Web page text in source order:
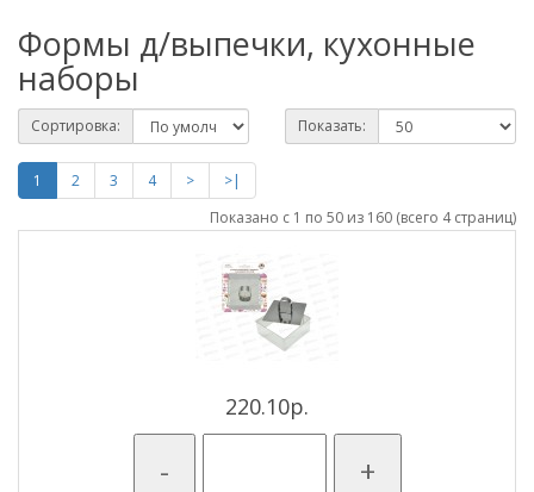
Формы д/выпечки, кухонные
наборы
Сортировка: Показать:
1 2 3 4 >
>|
Показано с 1 по 50 из 160 (всего 4 страниц)
220.10р.
- +